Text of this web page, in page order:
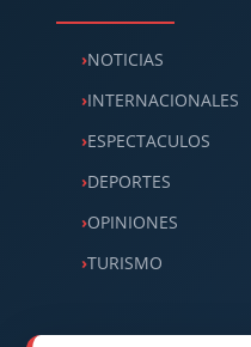
NOTICIAS
INTERNACIONALES
ESPECTACULOS
DEPORTES
OPINIONES
TURISMO